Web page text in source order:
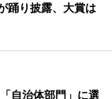
踊り披露、大賞は
自治体部門」に選